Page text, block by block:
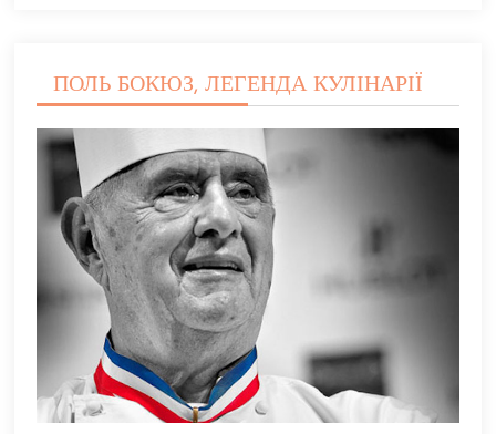
ПОЛЬ БОКЮЗ, ЛЕГЕНДА КУЛІНАРІЇ